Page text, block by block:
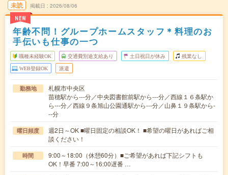
未読
NEW
掲載日 2026/08/06
年齢不問！グループホームスタッフ＊料理のお
手伝いも仕事の一つ
職種未経験OK 交通費別途支給あり 土日祝日が休み 残業なし
WEB登録OK 派遣
勤務地
札幌市中央区
苗穂駅から---分／中央図書館前駅から---分／西線１６条駅か
ら---分／西線９条旭山公園通駅から---分／山鼻１９条駅から-
--分
曜日頻度
週2日～OK ■曜日固定の相談OK！ ■希望の曜日があればご相
談ください！
時間
9:00～18:00（休憩60分）■ご希望があれば下記シフトも
OK！早番 7:00～16:00遅番 …